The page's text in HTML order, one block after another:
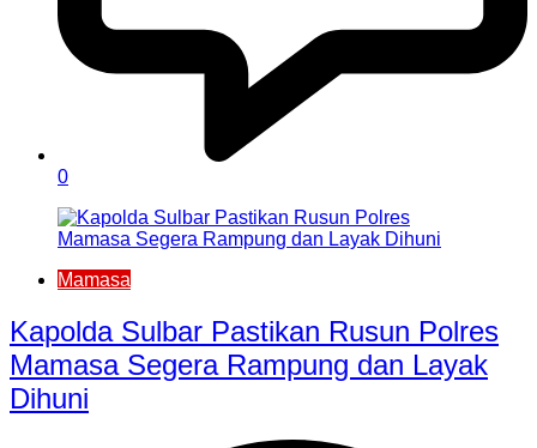
0
Mamasa
Kapolda Sulbar Pastikan Rusun Polres
Mamasa Segera Rampung dan Layak
Dihuni